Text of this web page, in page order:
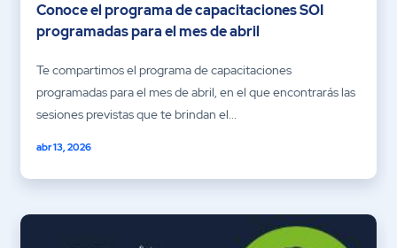
Conoce el programa de capacitaciones SOI
programadas para el mes de abril
Te compartimos el programa de capacitaciones
programadas para el mes de abril, en el que encontrarás las
sesiones previstas que te brindan el...
abr 13, 2026